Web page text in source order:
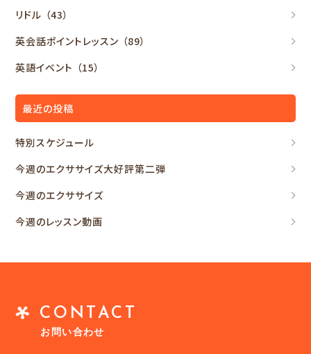
リドル （43）
英会話ポイントレッスン （89）
英語イベント （15）
最近の投稿
特別スケジュール
今週のエクササイズ大好評第二弾
今週のエクササイズ
今週のレッスン動画
CONTACT
お問い合わせ